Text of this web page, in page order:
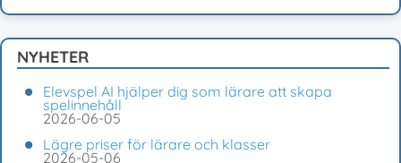
NYHETER
Elevspel AI hjälper dig som lärare att skapa
spelinnehåll
2026-06-05
Lägre priser för lärare och klasser
2026-05-06